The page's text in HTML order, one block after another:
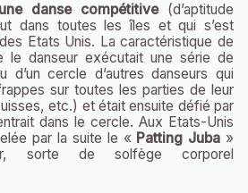
danse compétitive(d’aptitude
dans toutes les îles et qui s’est
Etats Unis. La caractéristique de
le danseur exécutait une série de
d’un cercle d’autres danseurs qui
sur toutes les parties de leur
etc.) et était ensuite défié par
dans le cercle. Aux Etats-Unis
par la suite le « Patting Juba »
sorte de solfège corporel